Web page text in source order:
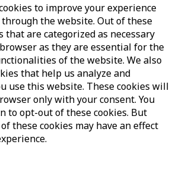
to improve your experience
the website. Out of these
that are categorized as necessary
as they are essential for the
of the website. We also
that help us analyze and
use this website. These cookies will
only with your consent. You
to opt-out of these cookies. But
these cookies may have an effect